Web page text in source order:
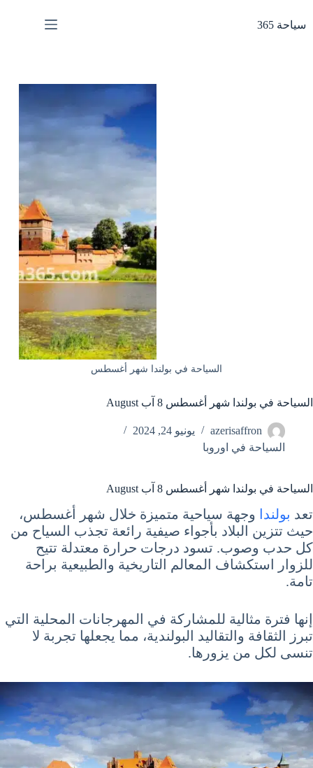
المحتوى
سياحة 365
السياحة في بولندا شهر أغسطس
السياحة في بولندا شهر أغسطس 8 آب August
azerisaffron
يونيو 24, 2024
السياحة في اوروبا
السياحة في بولندا شهر أغسطس 8 آب August
تعد بولندا وجهة سياحية متميزة خلال شهر أغسطس،
حيث تتزين البلاد بأجواء صيفية رائعة تجذب السياح من
كل حدب وصوب. تسود درجات حرارة معتدلة تتيح
للزوار استكشاف المعالم التاريخية والطبيعية براحة
تامة.
إنها فترة مثالية للمشاركة في المهرجانات المحلية التي
تبرز الثقافة والتقاليد البولندية، مما يجعلها تجربة لا
تنسى لكل من يزورها.